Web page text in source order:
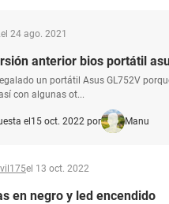
el 24 ago. 2021
anterior bios portátil
un portátil Asus GL752V
con algunas ot...
el 15 oct. 2022 por Manu
el 13 oct. 2022
en negro y led encendido